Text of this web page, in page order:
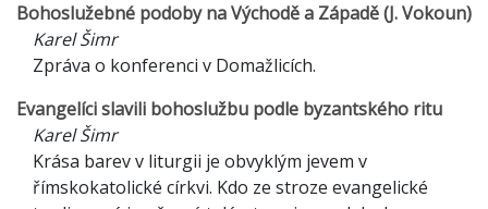
Bohoslužebné podoby na Východě a Západě (J. Vokoun)
Karel Šimr
Zpráva o konferenci v Domažlicích.
Evangelíci slavili bohoslužbu podle byzantského ritu
Karel Šimr
Krása barev v liturgii je obvyklým jevem v
římskokatolické církvi. Kdo ze stroze evangelické